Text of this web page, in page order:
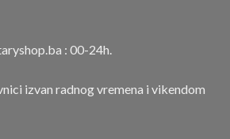
: 00-24h.
izvan radnog vremena i vikendom